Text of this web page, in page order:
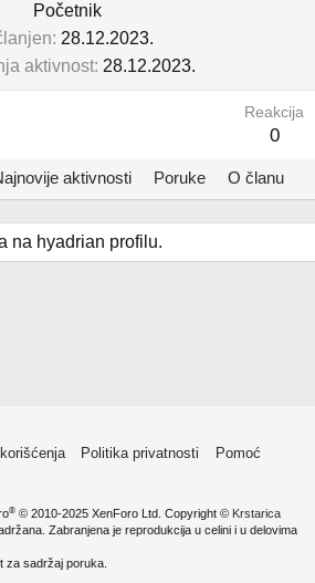
Početnik
28.12.2023.
aktivnost 28.12.2023.
Reakcija
0
aktivnosti Poruke O članu
na hyadrian profilu.
Politika privatnosti
Pomoć
® © 2010-2025 XenForo Ltd. Copyright © Krstarica
Zabranjena je reprodukcija u celini i u delovima
za sadržaj poruka.